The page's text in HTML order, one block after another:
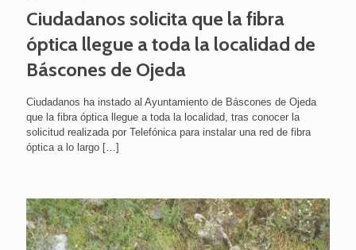
Ciudadanos solicita que la fibra
óptica llegue a toda la localidad de
Báscones de Ojeda
Ciudadanos ha instado al Ayuntamiento de Báscones de Ojeda
que la fibra óptica llegue a toda la localidad, tras conocer la
solicitud realizada por Telefónica para instalar una red de fibra
óptica a lo largo […]